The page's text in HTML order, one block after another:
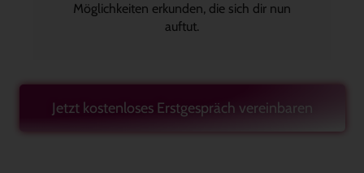
Möglichkeiten erkunden, die sich dir nun
auftut.
Jetzt kostenloses Erstgespräch vereinbaren